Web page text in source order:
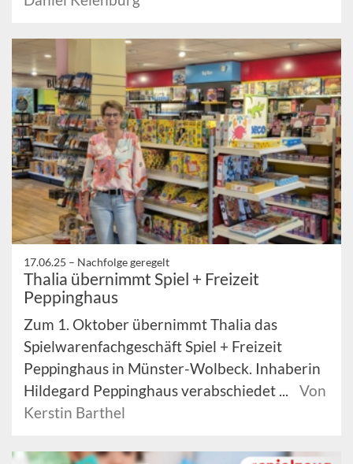
17.06.25 – Nachfolge geregelt
Thalia übernimmt Spiel + Freizeit
Peppinghaus
Zum 1. Oktober übernimmt Thalia das
Spielwarenfachgeschäft Spiel + Freizeit
Peppinghaus in Münster-Wolbeck. Inhaberin
Hildegard Peppinghaus verabschiedet ...
Von
Kerstin Barthel